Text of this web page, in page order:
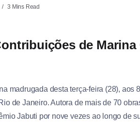
3 Mins Read
de Marina
madrugada desta terça-feira (28), aos
de Janeiro. Autora de mais de 70
Jabuti por nove vezes ao longo de